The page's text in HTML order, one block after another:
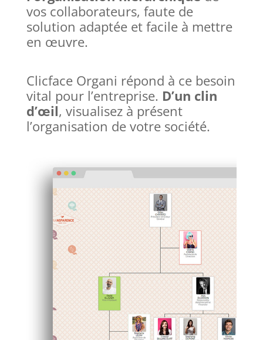
vos collaborateurs, faute de
solution adaptée et facile à mettre
en œuvre.
Clicface Organi répond à ce besoin
vital pour l’entreprise. D’un clin
d’œil, visualisez à présent
l’organisation de votre société.